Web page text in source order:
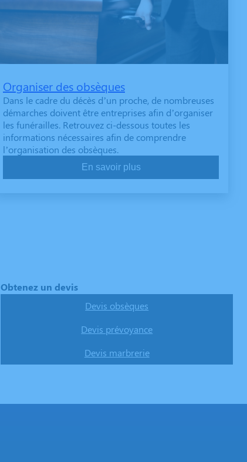
Organiser des obsèques
Dans le cadre du décès d’un proche, de nombreuses
démarches doivent être entreprises afin d’organiser
les funérailles. Retrouvez ci-dessous toutes les
informations nécessaires afin de comprendre
l’organisation des obsèques.
En savoir plus
Obtenez un devis
Devis obsèques
Devis prévoyance
Devis marbrerie